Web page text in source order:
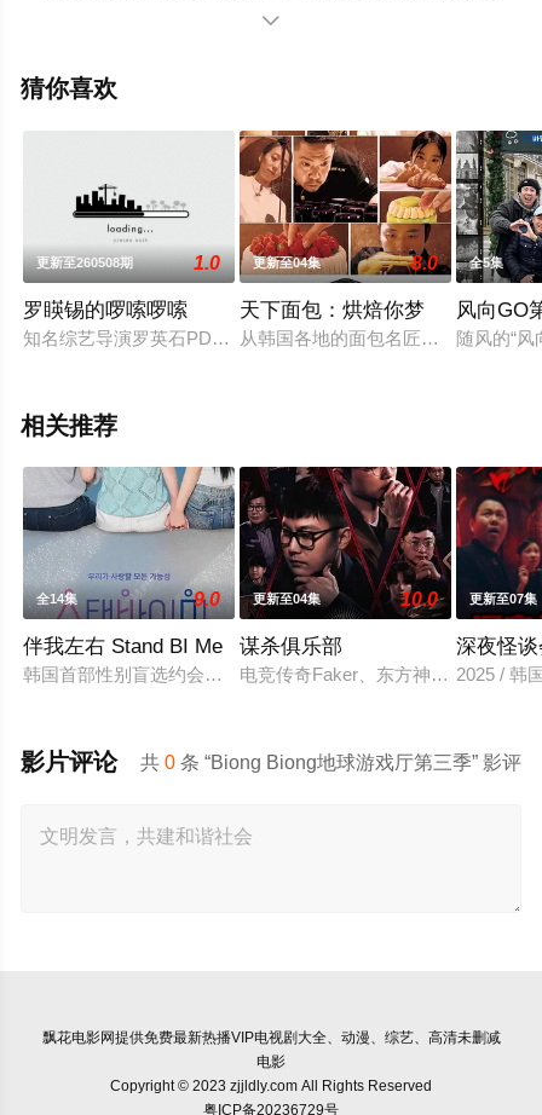
宥真等演员精彩演绎的韩国综艺节目，大结局剧情已揭晓
就上飘花影院，更多相关信息可移步至豆瓣综艺、电视猫

猜你喜欢
更新至260508期 1.0
罗䁐锡的啰嗦啰嗦
知名综艺导演罗英石PD在YouTube上的个频道因出众的罗PD节
更新至04集 8.0
天下面包：烘焙你梦
从韩国各地的面包名匠到世界级的烘
全5集
风向GO
随风的“
相关推荐
全14集 9.0
伴我左右 Stand BI Me
韩国首部性别盲选约会真人秀，展现多样爱情的可能性。 他爱
更新至04集 10.0
谋杀俱乐部
电竞传奇Faker、东方神起的最强昌
更新至07集
深夜怪
2025 / 韩
共0 条 “Biong Biong地球游戏厅第三季” 影评
影片评论
飘花电影网提供免费最新热播VIP电视剧大全、动漫、综艺、高清未删减
电影
Copyright © 2023 zjjldly.com All Rights Reserved
粤ICP备20236729号